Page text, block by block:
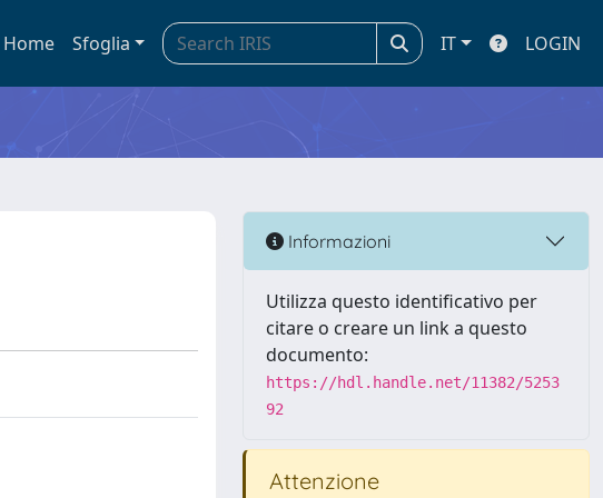
Home Sfoglia IT LOGIN
Informazioni
Utilizza questo identificativo per
citare o creare un link a questo
documento:
https://hdl.handle.net/11382/5253
92
Attenzione